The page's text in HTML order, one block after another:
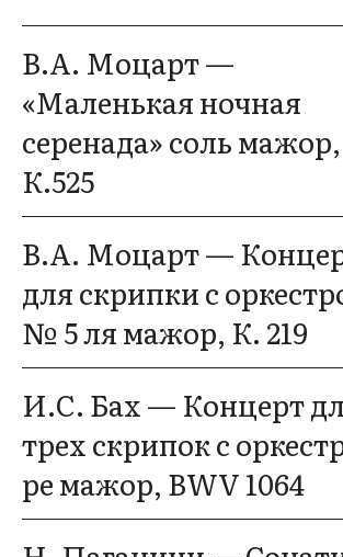
В.А. Моцарт —
«Маленькая ночная
серенада» соль мажор,
К.525
В.А. Моцарт —
для скрипки с
№ 5 ля мажор, К. 219
И.С. Бах — Концерт
трех скрипок с
ре мажор, BWV 1064